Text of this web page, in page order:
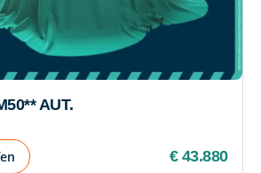
AUT.
€ 43.880